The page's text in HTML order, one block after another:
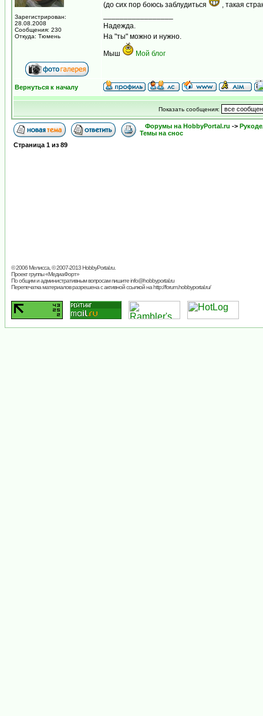
Зарегистрирован:
28.08.2008
Сообщения: 230
Откуда: Тюмень
(до сих пор боюсь заблудиться
, такая
Надежда.
На "ты" можно и нужно.
Мыш Мой блог
Вернуться к началу
Показать сообщения:
Форумы на HobbyPortal.ru ->
Темы на снос
Страница 1 из 89
© 2006 Мелисса, © 2007-2013HobbyPortal.ru
Проект группы «МедиаФорт»
По общим и административным вопросам пишитеinfo@hobbyportal.ru
Перепечатка материалов разрешена с активной ссылкой на http://forum.hobbyportal.ru/